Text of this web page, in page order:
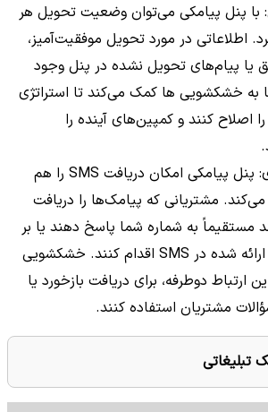
با پنل پیامکی می‌توان وضعیت تحویل هر
اطلاعاتی در مورد تحویل موفقیت‌آمیز،
یا پیام‌های تحویل نشده در پنل وجود
به خشکشویی ها کمک می‌کند تا استراتژی
اصلاح کنند و کمپین‌های آینده را
تعامل با مشتری: پنل پیامکی امکان دریافت SMS را هم
مشتریانی که پیامک‌ها را دریافت
مستقیماً به شماره شما پاسخ دهند یا بر
اساس اطلاعات ارائه شده در SMS اقدام کنند. خشکشویی
ارتباط دوطرفه، برای دریافت بازخورد یا
مشتریان استفاده کنند.
تبلیغاتی